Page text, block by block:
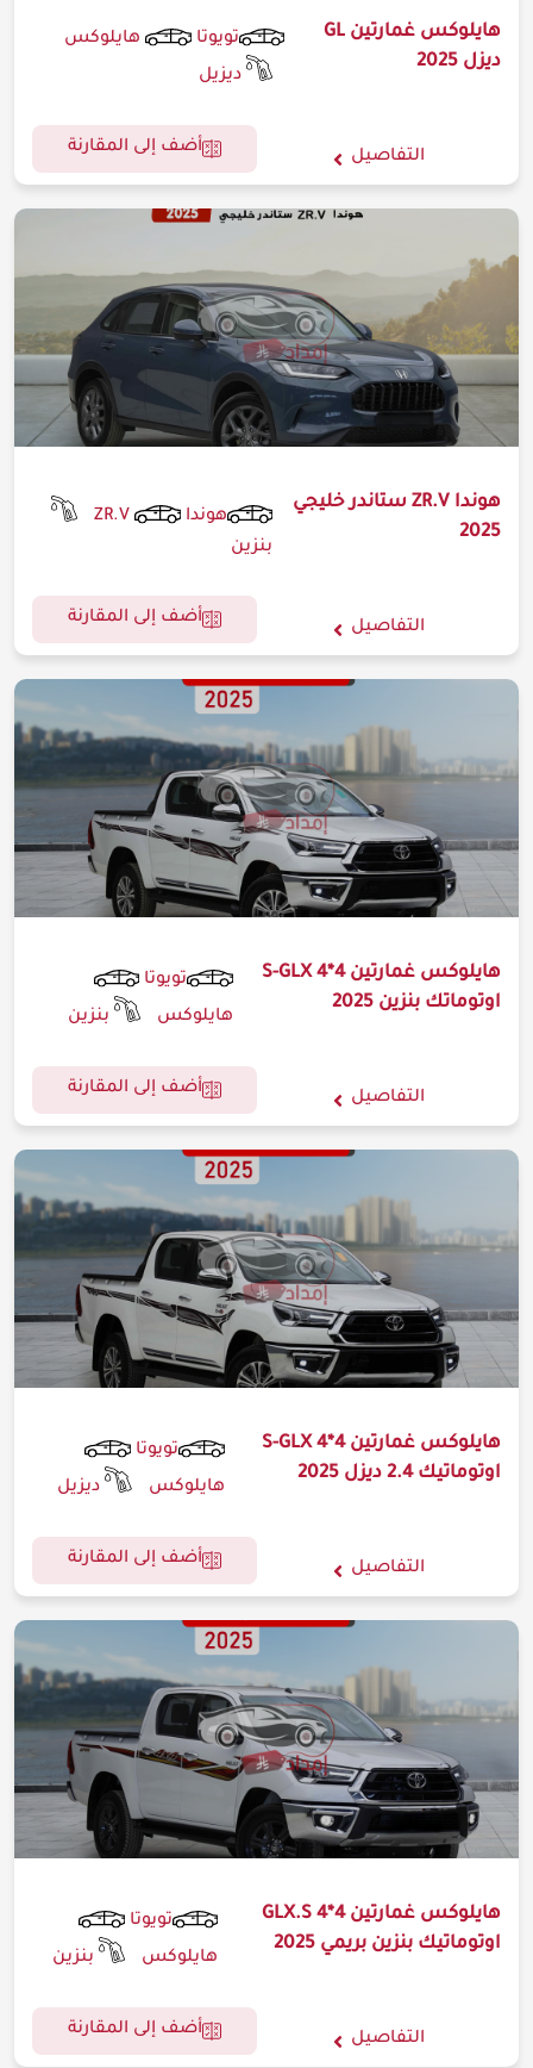
هايلوكس غمارتين GL
ديزل 2025
تويوتا
هايلوكس
ديزيل
التفاصيل أضف إلى المقارنة
هوندا ZR.V ستاندر خليجي
2025
هوندا
بنزين
التفاصيل أضف إلى المقارنة
هايلوكس غمارتين S-GLX 4*4
اوتوماتك بنزين 2025
تويوتا
هايلوكس
بنزين
التفاصيل أضف إلى المقارنة
هايلوكس غمارتين S-GLX 4*4
اوتوماتيك 2.4 ديزل 2025
تويوتا
هايلوكس
ديزيل
التفاصيل أضف إلى المقارنة
هايلوكس غمارتين GLX.S 4*4
اوتوماتيك بنزين بريمي 2025
تويوتا
هايلوكس
بنزين
التفاصيل أضف إلى المقارنة